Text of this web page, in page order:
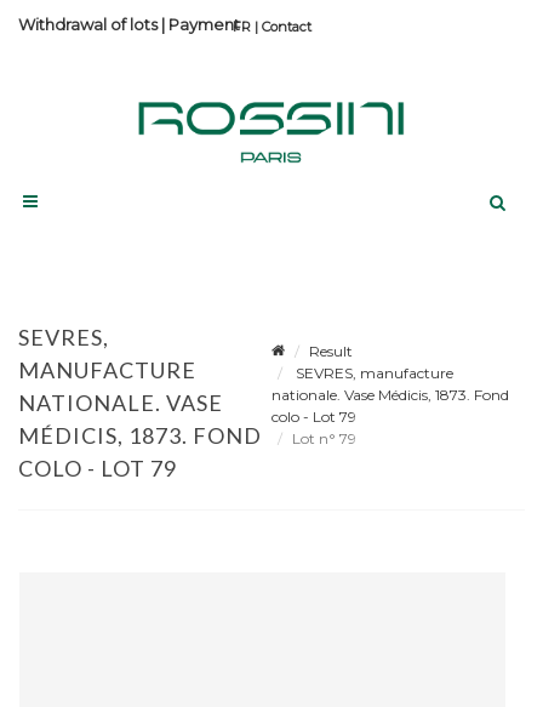
Contact
Withdrawal of lots| Payment
SEVRES,
MANUFACTURE
NATIONALE. VASE
MÉDICIS, 1873. FOND
COLO - LOT 79
Result
SEVRES, manufacture
nationale. Vase Médicis, 1873. Fond
colo - Lot 79
Lot n° 79